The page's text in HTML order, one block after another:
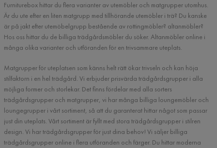
Furniturebox hittar du flera varianter av utemöbler och matgrupper utomhus.
Är du ute efter en liten matgrupp med tillhörande utemöbler i trä? Du kanske
är på jakt efter utemöbelgrupp bestående av rottingmöbler? altanmöbler?
Hos oss hittar du de billiga trädgårdsmöbler du söker. Altanmöbler online i
många olika varianter och utföranden för en trivsammare uteplats.
Matgrupper för uteplatsen som känns helt rätt ökar trivseln och kan höja
stilfaktorn i en hel trädgård. Vi erbjuder prisvärda trädgårdsgrupper i alla
möjliga former och storlekar. Det finns fördelar med alla sorters
trädgårdsgrupper och matgrupper, vi har många billiga loungemöbler och
loungegrupper i vårt sortiment, så att du garanterat hittar något som passar
just din uteplats. Vårt sortiment är fyllt med stora trädgårdsgrupper i stilren
design. Vi har trädgårdsgrupper för just dina behov! Vi säljer billiga
trädgårdsgrupper online i flera utföranden och färger. Du hittar moderna